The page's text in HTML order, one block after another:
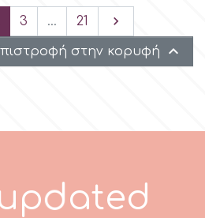
3 … 21 Επόμενο

στην κορυφή 
pdated